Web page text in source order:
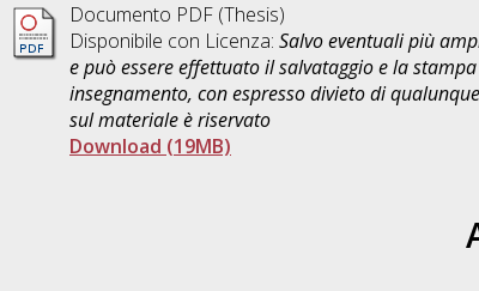
Documento PDF (Thesis)
Disponibile con Licenza: Salvo eventuali più
e può essere effettuato il salvataggio e la
insegnamento, con espresso divieto di
sul materiale è riservato
Download (19MB)